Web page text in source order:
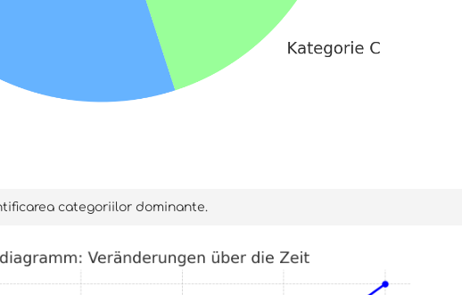
categoriilor dominante.